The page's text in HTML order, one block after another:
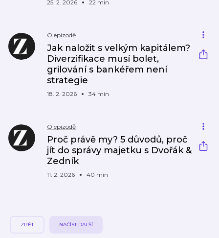
25. 2. 2026 22 min
O epizodě
Jak naložit s velkým kapitálem?
Diverzifikace musí bolet,
grilování s bankéřem není
strategie
18. 2. 2026 34 min
O epizodě
Proč právě my? 5 důvodů, proč
jít do správy majetku s Dvořák &
Zedník
11. 2. 2026 40 min
ZPĚT NAČÍST DALŠÍ